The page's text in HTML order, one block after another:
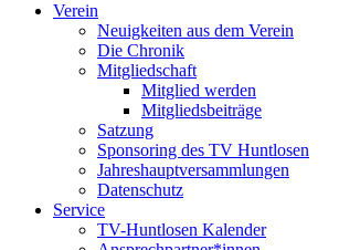
Verein
Neuigkeiten aus dem Verein
Die Chronik
Mitgliedschaft
Mitglied werden
Mitgliedsbeiträge
Satzung
Sponsoring des TV Huntlosen
Jahreshauptversammlungen
Datenschutz
Service
TV-Huntlosen Kalender